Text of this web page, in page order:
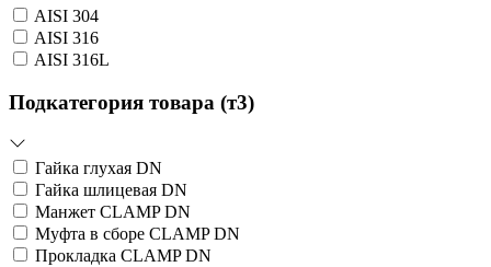
AISI 304
AISI 316
AISI 316L
Подкатегория товара (т3)
Гайка глухая DN
Гайка шлицевая DN
Манжет CLAMP DN
Муфта в сборе CLAMP DN
Прокладка CLAMP DN